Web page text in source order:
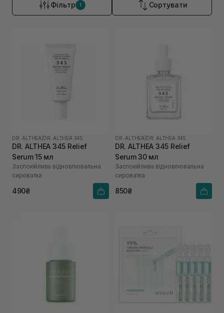
Фільтр 1 Сортувати
DR. ALTHEA DR. ALTHEA 345
DR. ALTHEA 345 Relief
Serum 15 мл
Заспокійлива відновлювальна
сироватка
490₴
DR. ALTHEA DR. ALTHEA 345
DR. ALTHEA 345 Relief
Serum 30 мл
Заспокійлива відновлювальна
сироватка
850₴